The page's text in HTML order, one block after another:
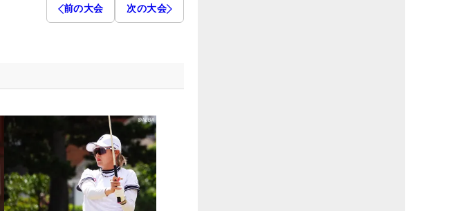
前の大会 次の大会